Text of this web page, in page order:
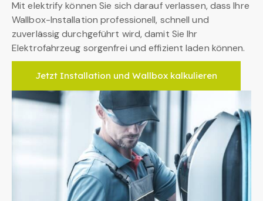
Mit elektrify können Sie sich darauf verlassen, dass Ihre
Wallbox-Installation professionell, schnell und
zuverlässig durchgeführt wird, damit Sie Ihr
Elektrofahrzeug sorgenfrei und effizient laden können.
Jetzt Installation und Wallbox kalkulieren